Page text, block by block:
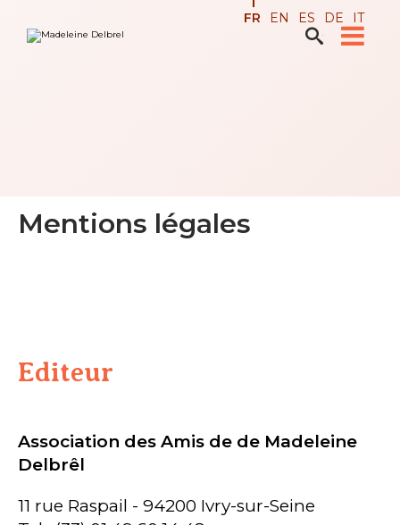
contenu.

Recherche avancée…
FR EN ES DE IT
Mentions légales
Editeur
Association des Amis de de Madeleine
Delbrêl
11 rue Raspail - 94200 Ivry-sur-Seine